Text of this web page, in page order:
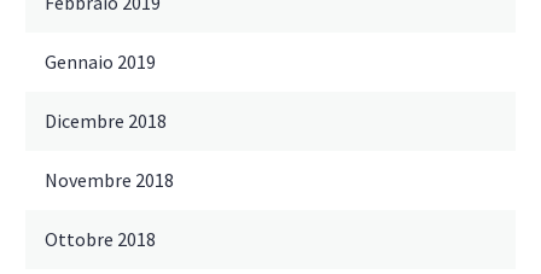
Gennaio 2019
Dicembre 2018
Novembre 2018
Ottobre 2018